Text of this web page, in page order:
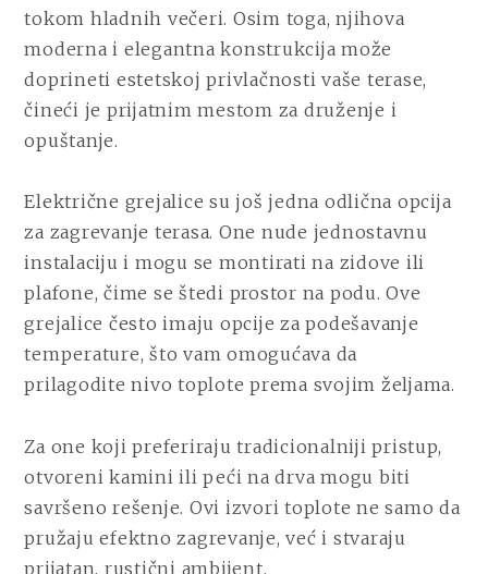
tokom hladnih večeri. Osim toga, njihova
moderna i elegantna konstrukcija može
doprineti estetskoj privlačnosti vaše terase,
čineći je prijatnim mestom za druženje i
opuštanje.
Električne grejalice su još jedna odlična opcija
za zagrevanje terasa. One nude jednostavnu
instalaciju i mogu se montirati na zidove ili
plafone, čime se štedi prostor na podu. Ove
grejalice često imaju opcije za podešavanje
temperature, što vam omogućava da
prilagodite nivo toplote prema svojim željama.
Za one koji preferiraju tradicionalniji pristup,
otvoreni kamini ili peći na drva mogu biti
savršeno rešenje. Ovi izvori toplote ne samo da
pružaju efektno zagrevanje, već i stvaraju
prijatan, rustični ambijent.